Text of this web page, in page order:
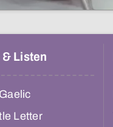
Listen
Letter